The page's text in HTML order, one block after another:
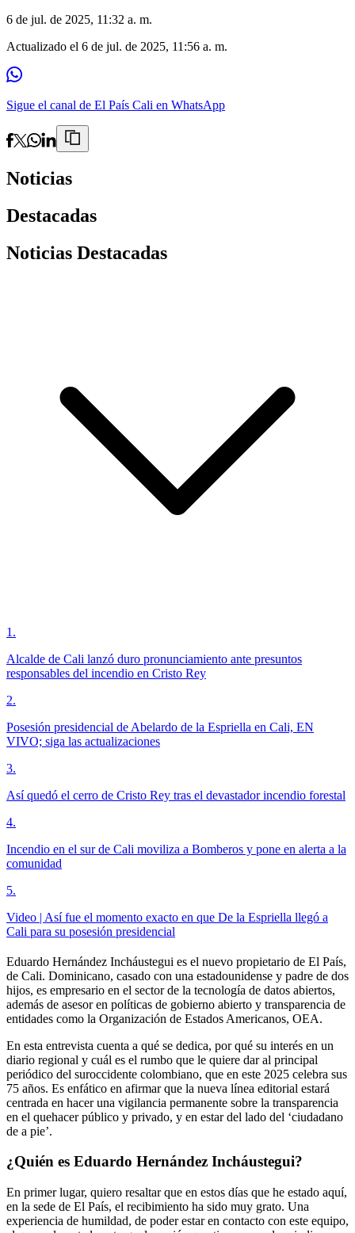
6 de jul. de 2025, 11:32 a. m.
Actualizado el 6 de jul. de 2025, 11:56 a. m.
Sigue el canal de El País Cali en WhatsApp
Noticias
Destacadas
Noticias Destacadas
1 .
Alcalde de Cali lanzó duro pronunciamiento ante presuntos
responsables del incendio en Cristo Rey
2.
Posesión presidencial de Abelardo de la Espriella en Cali, EN
VIVO; siga las actualizaciones
3.
Así quedó el cerro de Cristo Rey tras el devastador incendio forestal
4.
Incendio en el sur de Cali moviliza a Bomberos y pone en alerta a la
comunidad
5.
Video | Así fue el momento exacto en que De la Espriella llegó a
Cali para su posesión presidencial
Eduardo Hernández Incháustegui es el nuevo propietario de El País,
de Cali. Dominicano, casado con una estadounidense y padre de dos
hijos, es empresario en el sector de la tecnología de datos abiertos,
además de asesor en políticas de gobierno abierto y transparencia de
entidades como la Organización de Estados Americanos, OEA.
En esta entrevista cuenta a qué se dedica, por qué su interés en un
diario regional y cuál es el rumbo que le quiere dar al principal
periódico del suroccidente colombiano, que en este 2025 celebra sus
75 años. Es enfático en afirmar que la nueva línea editorial estará
centrada en hacer una vigilancia permanente sobre la transparencia
en el quehacer público y privado, y en estar del lado del ‘ciudadano
de a pie’.
¿Quién es Eduardo Hernández Incháustegui?
En primer lugar, quiero resaltar que en estos días que he estado aquí,
en la sede de El País, el recibimiento ha sido muy grato. Una
experiencia de humildad, de poder estar en contacto con este equipo,